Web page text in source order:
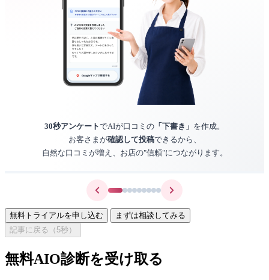
30秒アンケートでAIが口コミの 「下書き」 を作成。
お客さまが確認して投稿できるから、
自然な口コミが増え、お店の"信頼"につながります。
無料トライアルを申し込む
まずは相談してみる
記事に戻る（ 5秒）
無料AIO診断を受け取る